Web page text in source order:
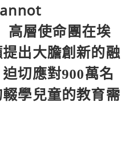
高層使命團在埃
出大膽創新的融
切應對900萬名
學兒童的教育需